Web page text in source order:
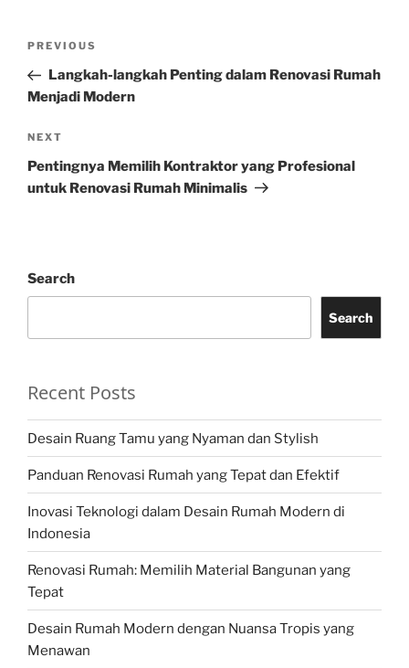
Previous
Post
PREVIOUS
Langkah-langkah Penting dalam Renovasi Rumah
Menjadi Modern
Next
Post
NEXT
Pentingnya Memilih Kontraktor yang Profesional
untuk Renovasi Rumah Minimalis
Search
Search
Recent Posts
Desain Ruang Tamu yang Nyaman dan Stylish
Panduan Renovasi Rumah yang Tepat dan Efektif
Inovasi Teknologi dalam Desain Rumah Modern di
Indonesia
Renovasi Rumah: Memilih Material Bangunan yang
Tepat
Desain Rumah Modern dengan Nuansa Tropis yang
Menawan